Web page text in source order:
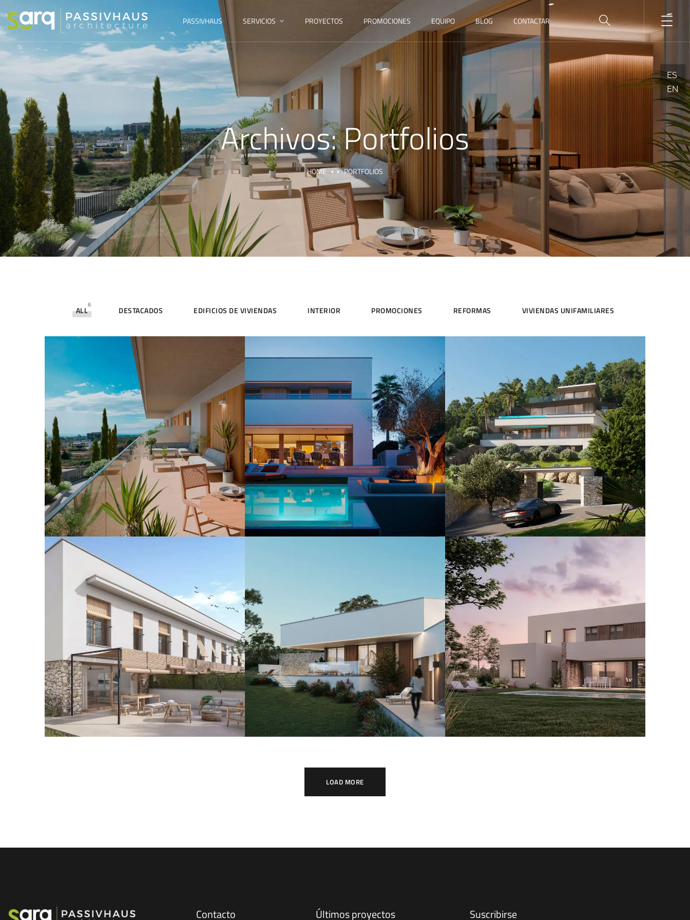
PASSIVHAUS SERVICIOS PROYECTOS PROMOCIONES EQUIPO BLOG CONTACTAR
Archivos:Portfolios
HOME PORTFOLIOS
ALL
6
DESTACADOS EDIFICIOS DE VIVIENDAS INTERIOR PROMOCIONES REFORMAS VIVIENDAS UNIFAMILIARES
CALABLANCA RESIDENCES
EDIFICIOS DE VIVIENDAS
PROMOCIONES
CALABLANCA VILLAS
PROMOCIONES
VIVIENDAS UNIFAMILIARES
SgMiralpeix2
VIVIENDAS UNIFAMILIARES
Residencial Mas Alba
EDIFICIOS DE VIVIENDAS
VIVIENDAS UNIFAMILIARES
VIVIENDAS UNIFAMILIARES
SgPalmeres
VIVIENDAS UNIFAMILIARES
LOAD MORE
Contacto Últimos proyectos Suscribirse
ES
EN